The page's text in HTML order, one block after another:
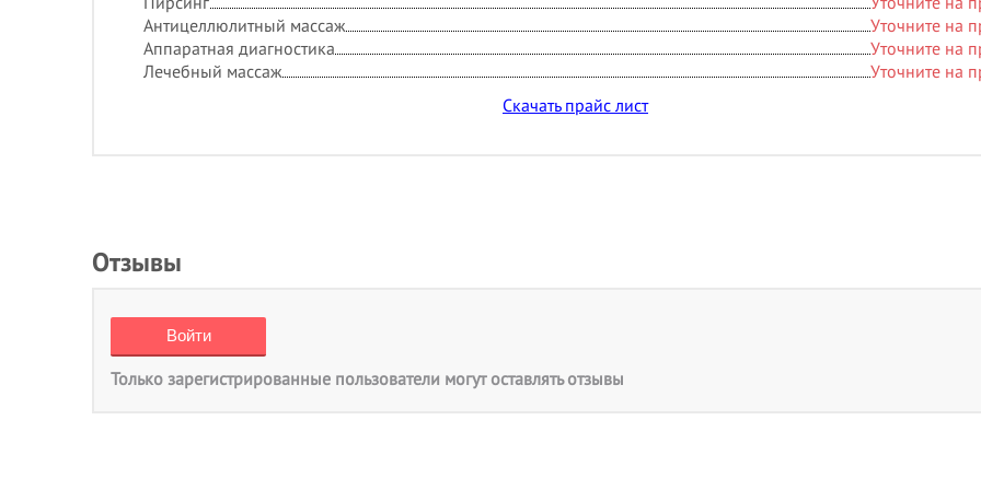
Антицеллюлитный массаж
Уточните на
Аппаратная диагностика
Уточните на
Лечебный массаж
Уточните на
Скачать прайс лист
Отзывы
Только зарегистрированные пользователи могут оставлять отзывы